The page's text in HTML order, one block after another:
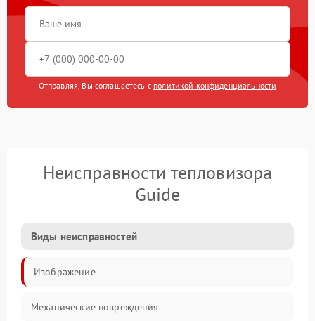
Отправляя, Вы соглашаетесь с политикой конфиденциальности
Неисправности тепловизора
Guide
Виды неисправностей
Изображение
Механические повреждения